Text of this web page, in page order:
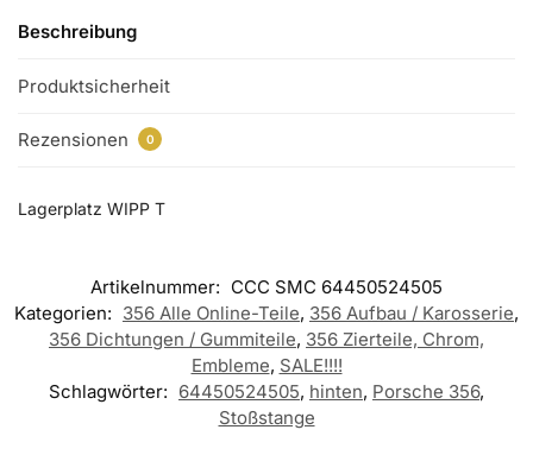
Beschreibung
Produktsicherheit
Rezensionen 0
Lagerplatz WIPP T
Artikelnummer: CCC SMC 64450524505
Kategorien: 356 Alle Online-Teile, 356 Aufbau / Karosserie,
356 Dichtungen / Gummiteile, 356 Zierteile, Chrom,
Embleme, SALE!!!!
Schlagwörter: 64450524505, hinten, Porsche 356,
Stoßstange